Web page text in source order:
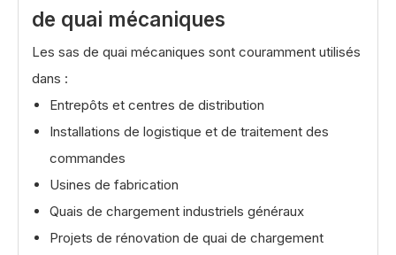
de quai mécaniques
Les sas de quai mécaniques sont couramment utilisés
dans :
Entrepôts et centres de distribution
Installations de logistique et de traitement des
commandes
Usines de fabrication
Quais de chargement industriels généraux
Projets de rénovation de quai de chargement